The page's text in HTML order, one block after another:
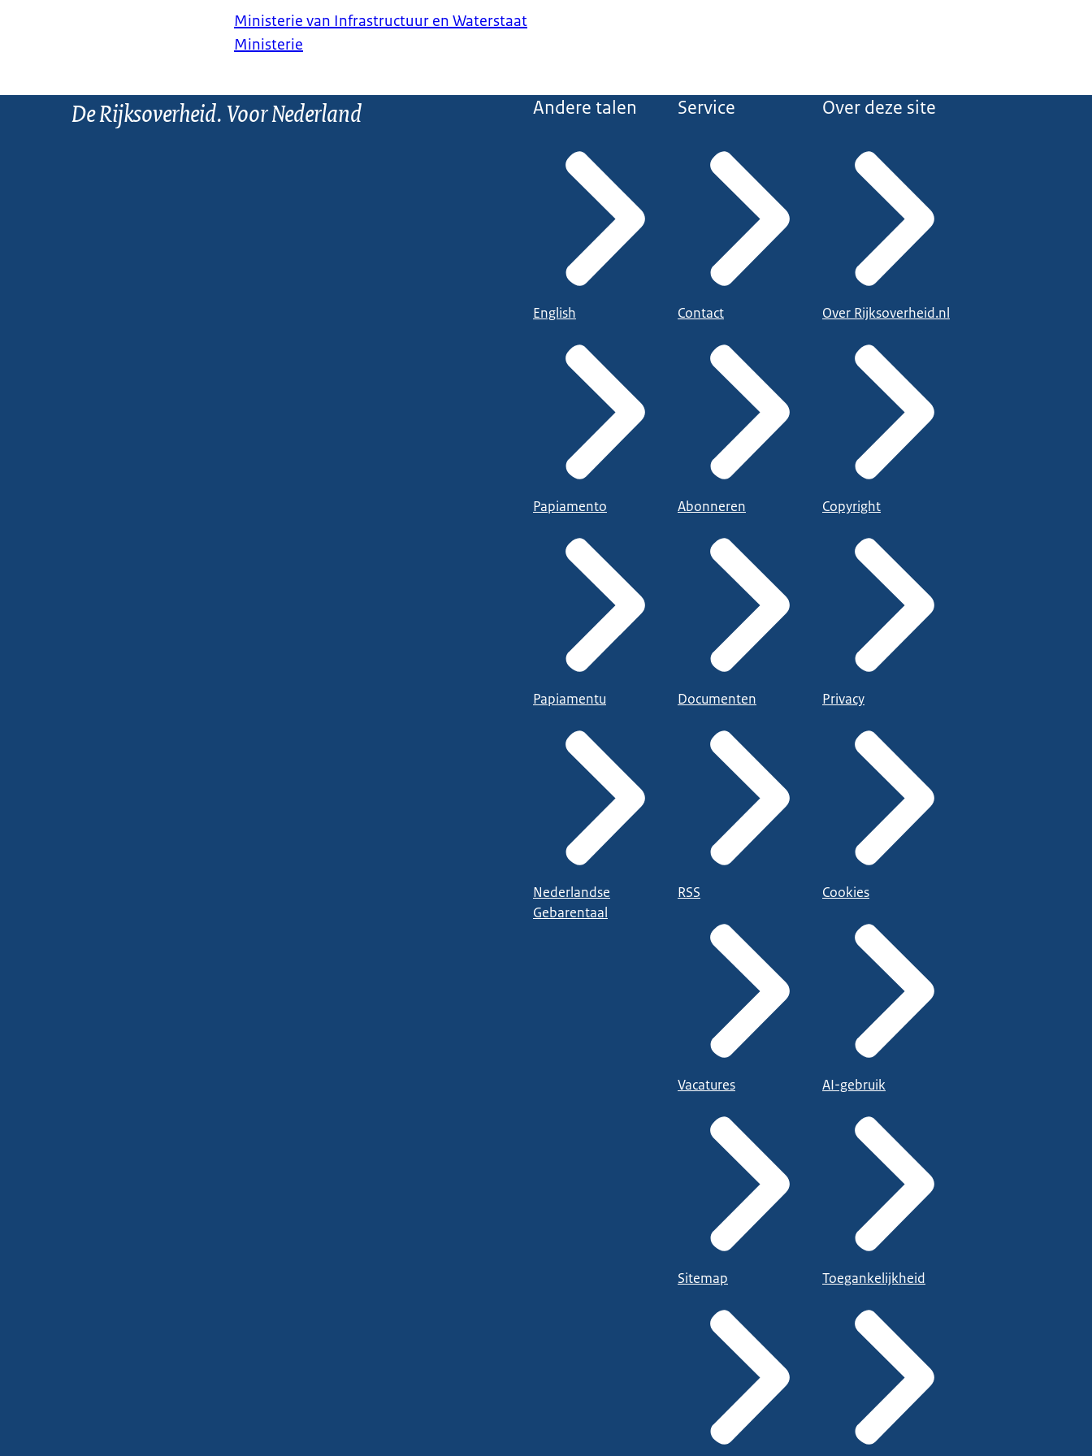
Ministerie van Infrastructuur en Waterstaat
Ministerie
De Rijksoverheid. Voor Nederland Andere talen
English
Papiamento
Papiamentu
Nederlandse
Gebarentaal
Service
Contact
Abonneren
Documenten
RSS
Vacatures
Sitemap
Over deze site
Over Rijksoverheid.nl
Copyright
Privacy
Cookies
AI-gebruik
Toegankelijkheid